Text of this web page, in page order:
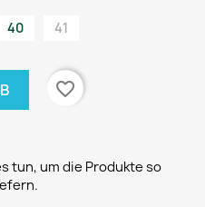
40 41
favorite_border
tun, um die Produkte so